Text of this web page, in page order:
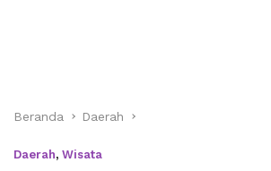
Beranda Daerah
Daerah, Wisata